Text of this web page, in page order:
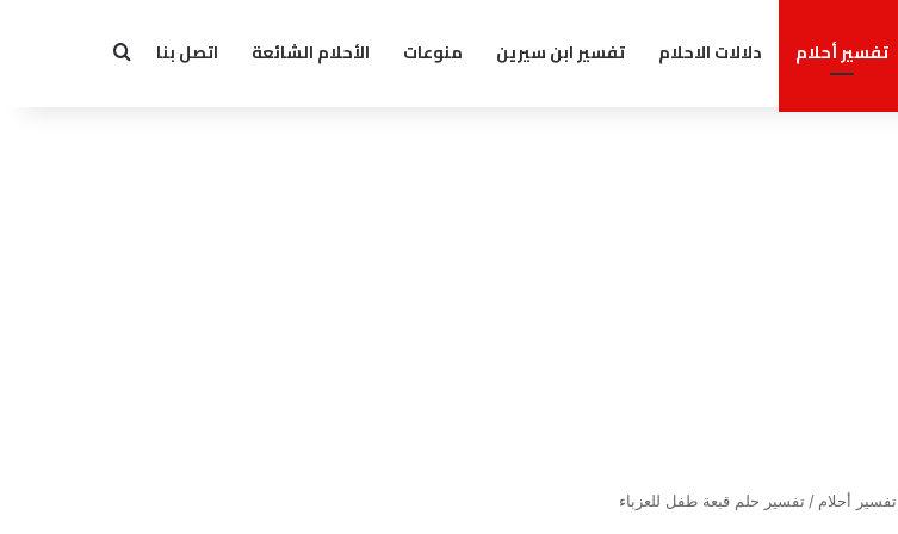
تفسير أحلام دلالات الاحلام تفسير ابن سيرين منوعات الأحلام الشائعة اتصل بنا بحث عن
تفسير أحلام / تفسير حلم قبعة طفل للعزباء